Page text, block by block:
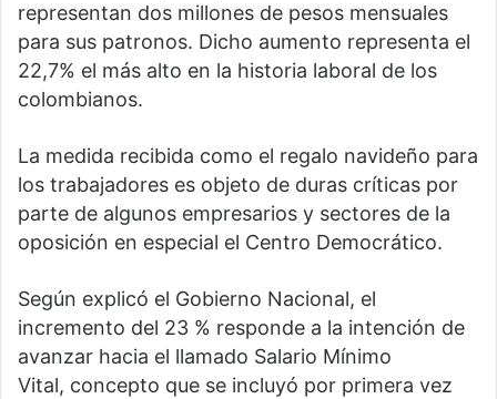
representan dos millones de pesos mensuales
para sus patronos. Dicho aumento representa el
22,7% el más alto en la historia laboral de los
colombianos.
La medida recibida como el regalo navideño para
los trabajadores es objeto de duras críticas por
parte de algunos empresarios y sectores de la
oposición en especial el Centro Democrático.
Según explicó el Gobierno Nacional, el
incremento del 23 % responde a la intención de
avanzar hacia el llamado Salario Mínimo
Vital, concepto que se incluyó por primera vez